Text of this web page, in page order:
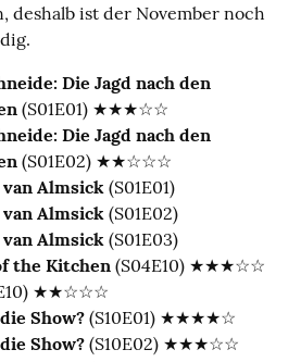
deshalb ist der November noch
Die Jagd nach den
(S01E01) ★★★☆☆
Die Jagd nach den
(S01E02) ★★☆☆☆
Almsick(S01E01)
Almsick(S01E02)
Almsick(S01E03)
the Kitchen(S04E10) ★★★☆☆
★★☆☆☆
Show? (S10E01) ★★★★☆
Show? (S10E02) ★★★☆☆